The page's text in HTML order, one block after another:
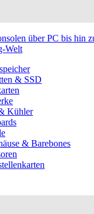
über PC bis hin
Welt
& SSD
Kühler
& Barebones